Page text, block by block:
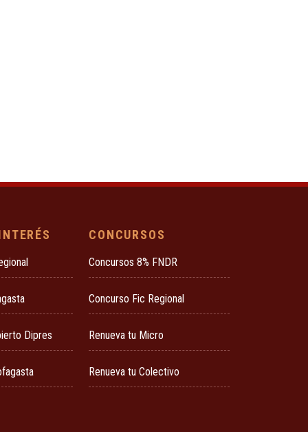
Dipres
CONCURSOS
Concursos 8% FNDR
Concurso Fic Regional
Renueva tu Micro
Renueva tu Colectivo